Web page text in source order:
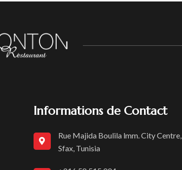
Informations de Contact
Rue Majida Boulila lmm. City Centre,
Sfax, Tunisia